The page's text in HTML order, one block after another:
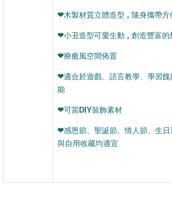
❤木製材質立體造型 , 隨身攜帶方
❤小丑造型可愛生動 , 創造豐富的
❤療癒風空間佈置
❤適合於遊戲、語言教學、學習餽
能
❤可當DIY裝飾素材
❤感恩節、聖誕節、情人節、生
與自用收藏均適宜